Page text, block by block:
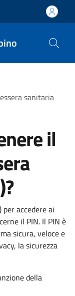
sanitaria
il
accedere ai
il PIN. Il PIN è
sicura, veloce e
la sicurezza
della